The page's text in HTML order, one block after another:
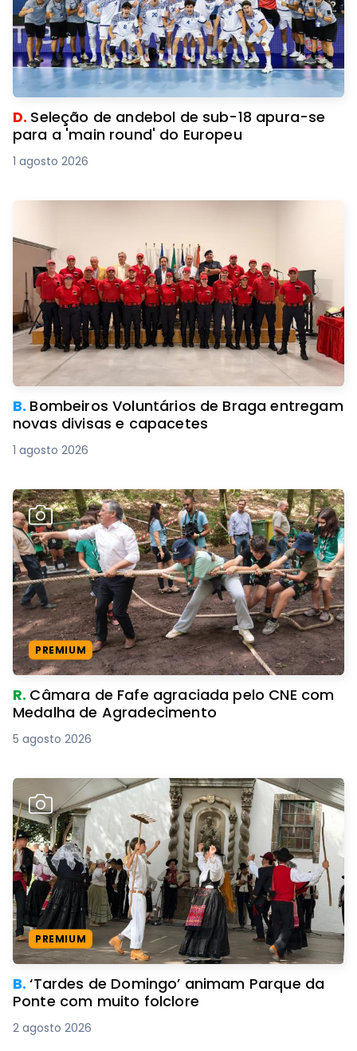
D. Seleção de andebol de sub-18 apura-se
para a 'main round' do Europeu
1 agosto 2026
B. Bombeiros Voluntários de Braga entregam
novas divisas e capacetes
1 agosto 2026
PREMIUM
R. Câmara de Fafe agraciada pelo CNE com
Medalha de Agradecimento
5 agosto 2026
PREMIUM
B.‘Tardes de Domingo’ animam Parque da
Ponte com muito folclore
2 agosto 2026